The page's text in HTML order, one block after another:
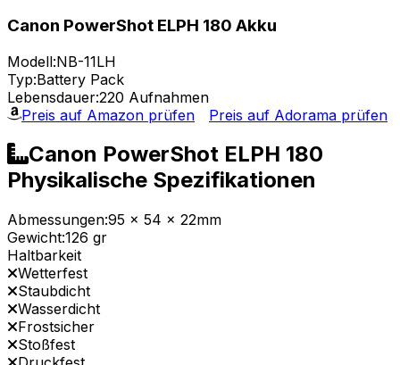
Canon PowerShot ELPH 180 Akku
Modell:NB-11LH
Typ:Battery Pack
Lebensdauer:220 Aufnahmen
Preis auf Amazon prüfen
Preis auf Adorama prüfen
Canon PowerShot ELPH 180
Physikalische Spezifikationen
Abmessungen:95 x 54 x 22mm
Gewicht:126 gr
Haltbarkeit
Wetterfest
Staubdicht
Wasserdicht
Frostsicher
Stoßfest